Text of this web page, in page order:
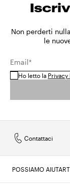
Altezza
SHOW MORE
Non perderti
le
Email*
Ho letto la Privacy
Contattaci
POSSIAMO